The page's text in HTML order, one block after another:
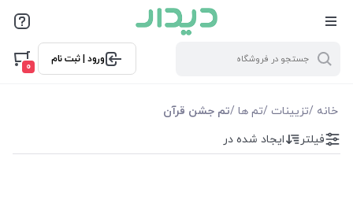
ورود | ثبت نام
0
خانه /تزیینات /تم ها /تم جشن قرآن
فیلترها
موجودی
نمایش همه محصولاتفیلتر ایجاد شده در